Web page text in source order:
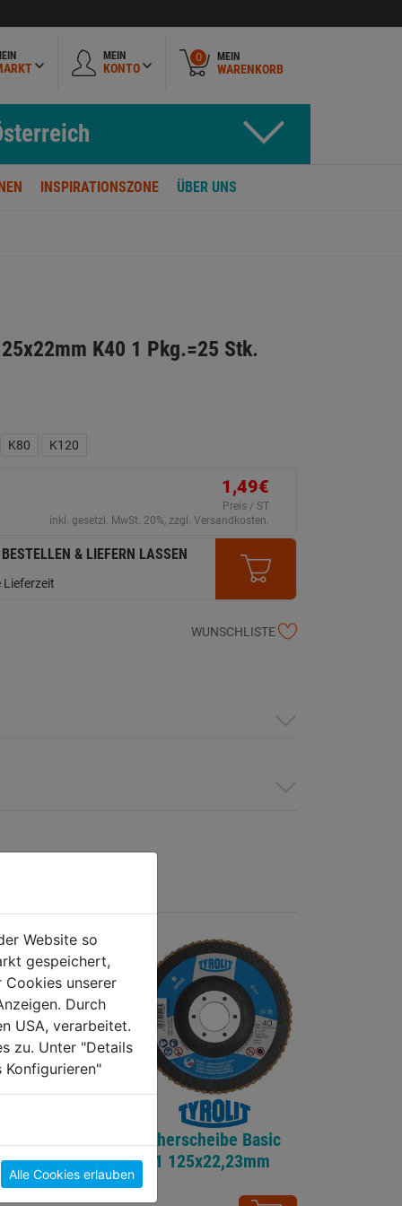
MEIN
KONTO
0 MEIN
WARENKORB
INSPIRATIONSZONE ÜBER UNS
K40 1 Pkg.=25 Stk.
K80 K120
1,49€
Preis / ST
inkl. gesetzl. MwSt. 20%, zzgl. Versandkosten.
& LIEFERN LASSEN
Lieferzeit
WUNSCHLISTE
Fächerscheibe Basic
2in1 125x22,23mm
Website so
gespeichert,
Cookies unserer
Durch
USA, verarbeitet.
zu. Unter "Details
Alle Cookies erlauben